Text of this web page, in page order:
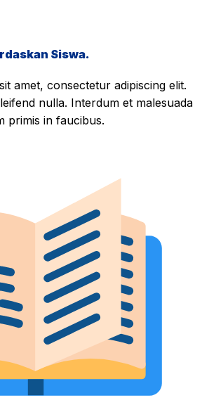
Siswa.
amet, consectetur adipiscing elit.
nulla. Interdum et malesuada
primis in faucibus.